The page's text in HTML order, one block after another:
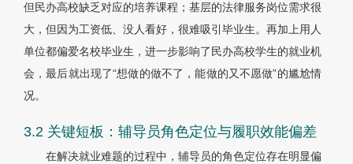
但民办高校缺乏对应的培养课程；基层的法律服务岗位需求很
大，但因为工资低、没人看好，很难吸引毕业生。再加上用人
单位都偏爱名校毕业生，进一步影响了民办高校学生的就业机
会，最后就出现了“想做的做不了，能做的又不愿做”的尴尬情
况。
3.2 关键短板：辅导员角色定位与履职效能偏差
在解决就业难题的过程中，辅导员的角色定位存在明显偏